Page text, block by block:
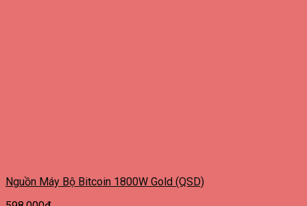
Nguồn Máy Bộ Bitcoin 1800W Gold (QSD)